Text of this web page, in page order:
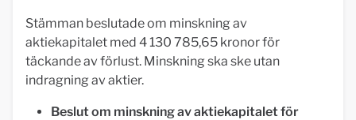
Stämman beslutade om minskning av
aktiekapitalet med 4 130 785,65 kronor för
täckande av förlust. Minskning ska ske utan
indragning av aktier.
Beslut om minskning av aktiekapitalet för